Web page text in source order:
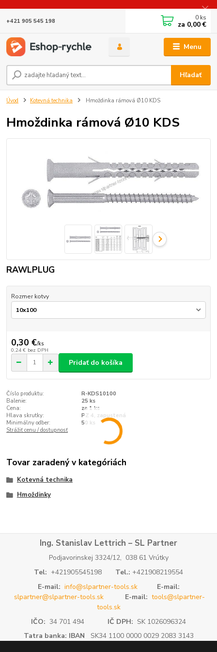
Menu
Hľadať
+421 905 545 198 0 ks
za 0,00 €
Úvod Kotevná technika Hmoždinka rámová Ø10 KDS
Hmoždinka rámová Ø10 KDS
RAWLPLUG
Rozmer kotvy
0,30 €/ks
0,24 € bez DPH
Pridať do košíka
Číslo produktu:
R-KDS10100
Balenie:
25 ks
Cena:
za 1 ks
Hlava skrutky:
PZ 4, zapustená
Minimálny odber:
50 ks
Strážiť cenu / dostupnosť
Tovar zaradený v kategóriách
Kotevná technika
Hmoždinky
Ing. Stanislav Lettrich – SL Partner
Podjavorinskej 3324/12, 038 61 Vrútky
Tel: +421905545198 Tel.: +421908219554
E-mail: info@slpartner-tools.sk
E-mail:
slpartner@slpartner-tools.sk
E-mail: tools@slpartner-
tools.sk
IČO: 34 701 494 IČ DPH: SK 1026096324
Tatra banka: IBAN SK34 1100 0000 0029 2083 3143